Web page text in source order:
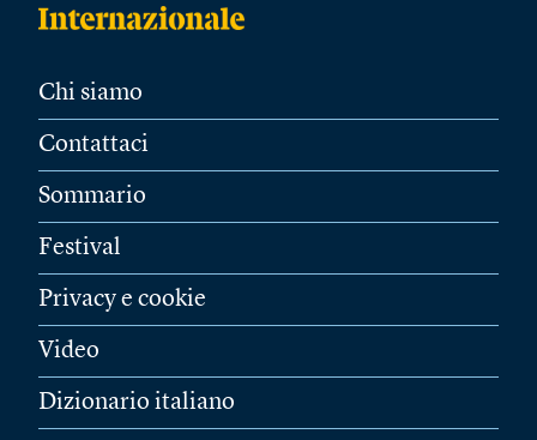
Chi siamo
Contattaci
Sommario
Festival
Privacy e cookie
Video
Dizionario italiano